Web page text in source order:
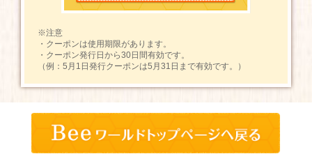
※注意
・クーポンは使用期限があります。
・クーポン発行日から30日間有効です。
（例：5月1日発行クーポンは5月31日まで有効です。）